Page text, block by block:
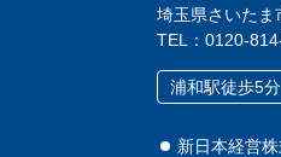
埼玉県さいたま
TEL：0120-
浦和駅徒歩5分
新日本経営